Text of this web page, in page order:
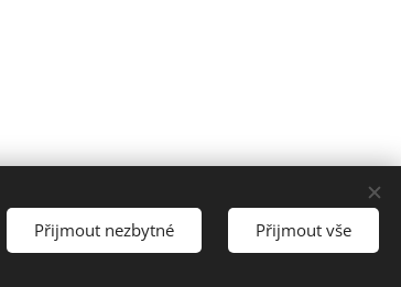
Přijmout nezbytné Přijmout vše